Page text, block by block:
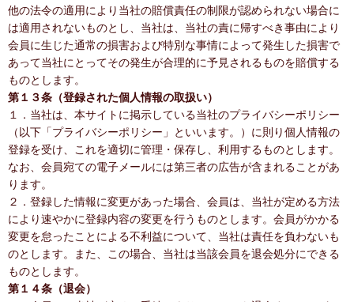
他の法令の適用により当社の賠償責任の制限が認められない場合に
は適用されないものとし、当社は、当社の責に帰すべき事由により
会員に生じた通常の損害および特別な事情によって発生した損害で
あって当社にとってその発生が合理的に予見されるものを賠償する
ものとします。
第１３条（登録された個人情報の取扱い）
１．当社は、本サイトに掲示している当社のプライバシーポリシー
（以下「プライバシーポリシー」といいます。）に則り個人情報の
登録を受け、これを適切に管理・保存し、利用するものとします。
なお、会員宛ての電子メールには第三者の広告が含まれることがあ
ります。
２．登録した情報に変更があった場合、会員は、当社が定める方法
により速やかに登録内容の変更を行うものとします。会員がかかる
変更を怠ったことによる不利益について、当社は責任を負わないも
のとします。また、この場合、当社は当該会員を退会処分にできる
ものとします。
第１４条（退会）